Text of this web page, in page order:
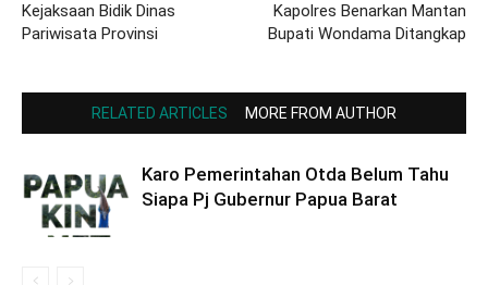
Kejaksaan Bidik Dinas
Pariwisata Provinsi
Kapolres Benarkan Mantan
Bupati Wondama Ditangkap
RELATED ARTICLES MORE FROM AUTHOR
Karo Pemerintahan Otda Belum Tahu
Siapa Pj Gubernur Papua Barat